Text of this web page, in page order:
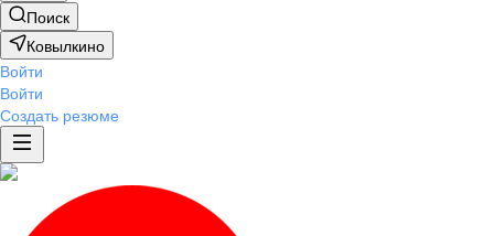
Поиск
Ковылкино
Войти
Войти
Создать резюме